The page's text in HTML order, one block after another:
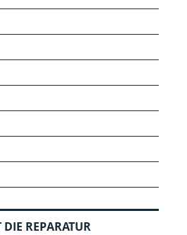
REPARATUR